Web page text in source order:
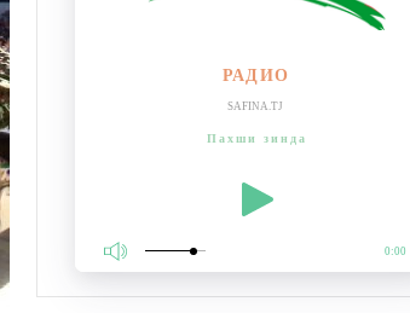
РАДИО
SAFINA.TJ
Пахши зинда
0:00